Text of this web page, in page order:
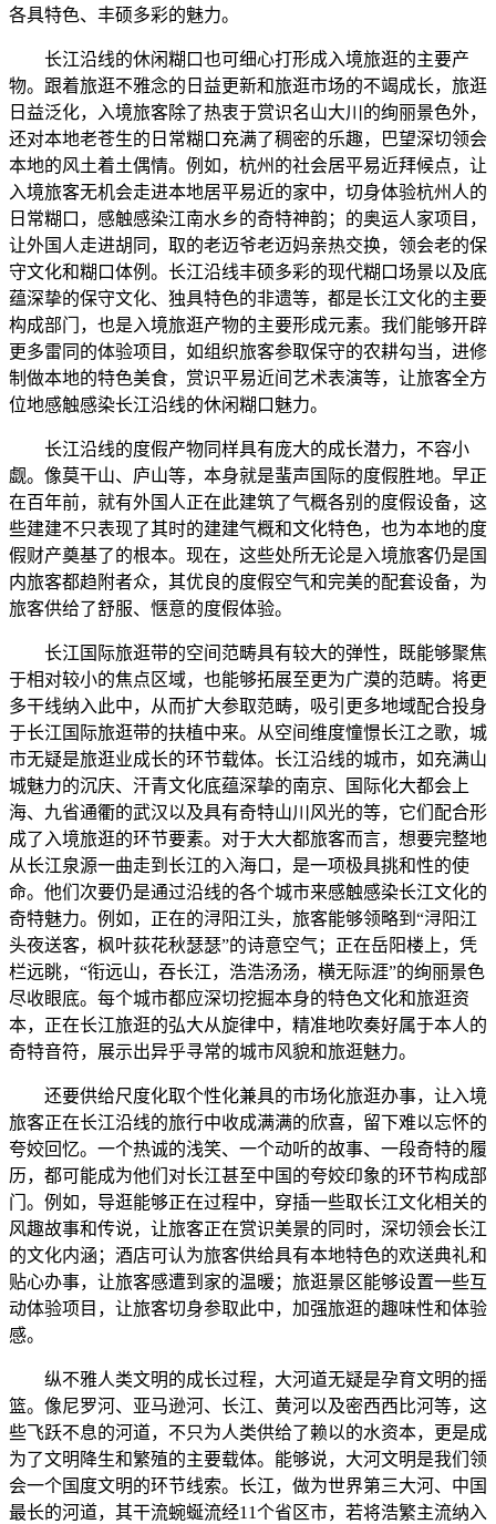
各具特色、丰硕多彩的魅力。
长江沿线的休闲糊口也可细心打形成入境旅逛的主要产
物。跟着旅逛不雅念的日益更新和旅逛市场的不竭成长，旅逛
日益泛化，入境旅客除了热衷于赏识名山大川的绚丽景色外，
还对本地老苍生的日常糊口充满了稠密的乐趣，巴望深切领会
本地的风土着土偶情。例如，杭州的社会居平易近拜候点，让
入境旅客无机会走进本地居平易近的家中，切身体验杭州人的
日常糊口，感触感染江南水乡的奇特神韵；的奥运人家项目，
让外国人走进胡同，取的老迈爷老迈妈亲热交换，领会老的保
守文化和糊口体例。长江沿线丰硕多彩的现代糊口场景以及底
蕴深挚的保守文化、独具特色的非遗等，都是长江文化的主要
构成部门，也是入境旅逛产物的主要形成元素。我们能够开辟
更多雷同的体验项目，如组织旅客参取保守的农耕勾当，进修
制做本地的特色美食，赏识平易近间艺术表演等，让旅客全方
位地感触感染长江沿线的休闲糊口魅力。
长江沿线的度假产物同样具有庞大的成长潜力，不容小
觑。像莫干山、庐山等，本身就是蜚声国际的度假胜地。早正
在百年前，就有外国人正在此建筑了气概各别的度假设备，这
些建建不只表现了其时的建建气概和文化特色，也为本地的度
假财产奠基了的根本。现在，这些处所无论是入境旅客仍是国
内旅客都趋附者众，其优良的度假空气和完美的配套设备，为
旅客供给了舒服、惬意的度假体验。
长江国际旅逛带的空间范畴具有较大的弹性，既能够聚焦
于相对较小的焦点区域，也能够拓展至更为广漠的范畴。将更
多干线纳入此中，从而扩大参取范畴，吸引更多地域配合投身
于长江国际旅逛带的扶植中来。从空间维度憧憬长江之歌，城
市无疑是旅逛业成长的环节载体。长江沿线的城市，如充满山
城魅力的沉庆、汗青文化底蕴深挚的南京、国际化大都会上
海、九省通衢的武汉以及具有奇特山川风光的等，它们配合形
成了入境旅逛的环节要素。对于大大都旅客而言，想要完整地
从长江泉源一曲走到长江的入海口，是一项极具挑和性的使
命。他们次要仍是通过沿线的各个城市来感触感染长江文化的
奇特魅力。例如，正在的浔阳江头，旅客能够领略到“浔阳江
头夜送客，枫叶荻花秋瑟瑟”的诗意空气；正在岳阳楼上，凭
栏远眺，“衔远山，吞长江，浩浩汤汤，横无际涯”的绚丽景色
尽收眼底。每个城市都应深切挖掘本身的特色文化和旅逛资
本，正在长江旅逛的弘大从旋律中，精准地吹奏好属于本人的
奇特音符，展示出异乎寻常的城市风貌和旅逛魅力。
还要供给尺度化取个性化兼具的市场化旅逛办事，让入境
旅客正在长江沿线的旅行中收成满满的欣喜，留下难以忘怀的
夸姣回忆。一个热诚的浅笑、一个动听的故事、一段奇特的履
历，都可能成为他们对长江甚至中国的夸姣印象的环节构成部
门。例如，导逛能够正在过程中，穿插一些取长江文化相关的
风趣故事和传说，让旅客正在赏识美景的同时，深切领会长江
的文化内涵；酒店可认为旅客供给具有本地特色的欢送典礼和
贴心办事，让旅客感遭到家的温暖；旅逛景区能够设置一些互
动体验项目，让旅客切身参取此中，加强旅逛的趣味性和体验
感。
纵不雅人类文明的成长过程，大河道无疑是孕育文明的摇
篮。像尼罗河、亚马逊河、长江、黄河以及密西西比河等，这
些飞跃不息的河道，不只为人类供给了赖以的水资本，更是成
为了文明降生和繁殖的主要载体。能够说，大河文明是我们领
会一个国度文明的环节线索。长江，做为世界第三大河、中国
最长的河道，其干流蜿蜒流经11个省区市，若将浩繁主流纳入